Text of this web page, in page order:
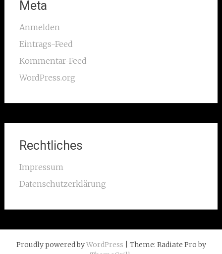
Meta
Anmelden
Eintrags-Feed
Kommentar-Feed
WordPress.org
Rechtliches
Impressum
Datenschutzerklärung
Proudly powered byWordPress | Theme: Radiate Pro by